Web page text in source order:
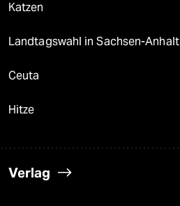
Katzen
Landtagswahl in Sachsen-Anhalt
Ceuta
Hitze
Verlag